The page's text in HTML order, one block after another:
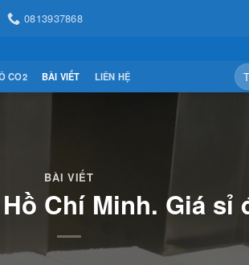
0813937868
CO2 BÀI VIẾT LIÊN HỆ
BÀI VIẾT
Chí Minh. Giá sỉ